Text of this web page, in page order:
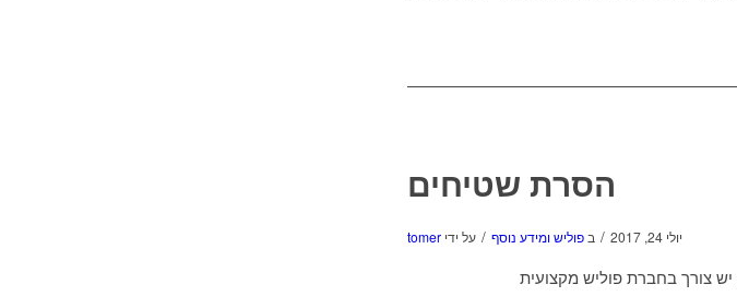
הסרת שטיחים
יולי 24, 2017 / בפוליש ומידע נוסף / על ידי tomer
צורך בחברת פוליש מקצועית